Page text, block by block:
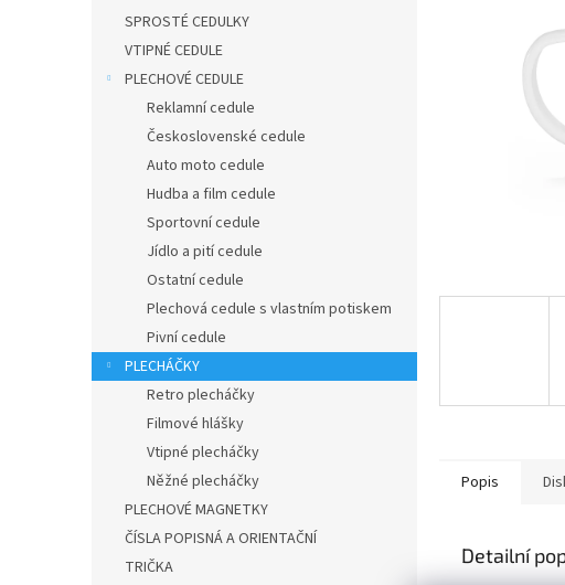
SPROSTÉ CEDULKY
VTIPNÉ CEDULE
PLECHOVÉ CEDULE
Reklamní cedule
Československé cedule
Auto moto cedule
Hudba a film cedule
Sportovní cedule
Jídlo a pití cedule
Ostatní cedule
Plechová cedule s vlastním potiskem
Pivní cedule
PLECHÁČKY
Retro plecháčky
Filmové hlášky
Vtipné plecháčky
Něžné plecháčky
PLECHOVÉ MAGNETKY
ČÍSLA POPISNÁ A ORIENTAČNÍ
TRIČKA
Popis
Detailní